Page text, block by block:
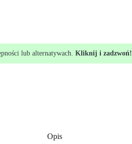
lub alternatywach. Kliknij i zadzwoń!
Opis